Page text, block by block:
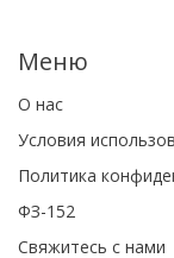
Меню
О нас
Условия
Политика
ФЗ-152
Свяжитесь с нами